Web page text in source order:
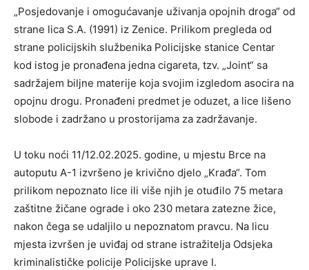
„Posjedovanje i omogućavanje uživanja opojnih droga“ od
strane lica S.A. (1991) iz Zenice. Prilikom pregleda od
strane policijskih službenika Policijske stanice Centar
kod istog je pronađena jedna cigareta, tzv. „Joint“ sa
sadržajem biljne materije koja svojim izgledom asocira na
opojnu drogu. Pronađeni predmet je oduzet, a lice lišeno
slobode i zadržano u prostorijama za zadržavanje.
U toku noći 11/12.02.2025. godine, u mjestu Brce na
autoputu A-1 izvršeno je krivično djelo „Krađa“. Tom
prilikom nepoznato lice ili više njih je otuđilo 75 metara
zaštitne žičane ograde i oko 230 metara zatezne žice,
nakon čega se udaljilo u nepoznatom pravcu. Na licu
mjesta izvršen je uviđaj od strane istražitelja Odsjeka
kriminalističke policije Policijske uprave I.